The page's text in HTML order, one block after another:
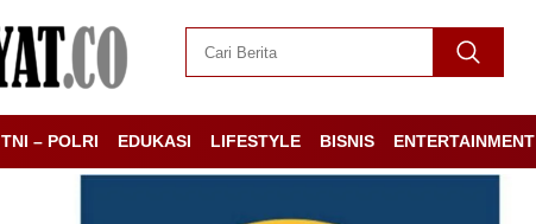
TNI – POLRI EDUKASI LIFESTYLE BISNIS ENTERTAINMENT